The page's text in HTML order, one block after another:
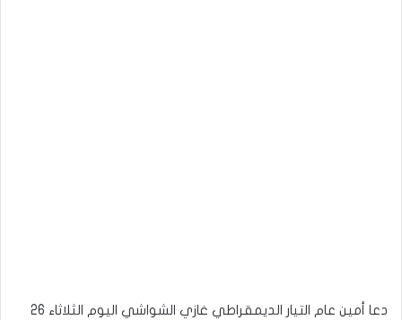
دعا أمين عام التيار الديمقراطي غازي الشواشي اليوم الثلاثاء 26